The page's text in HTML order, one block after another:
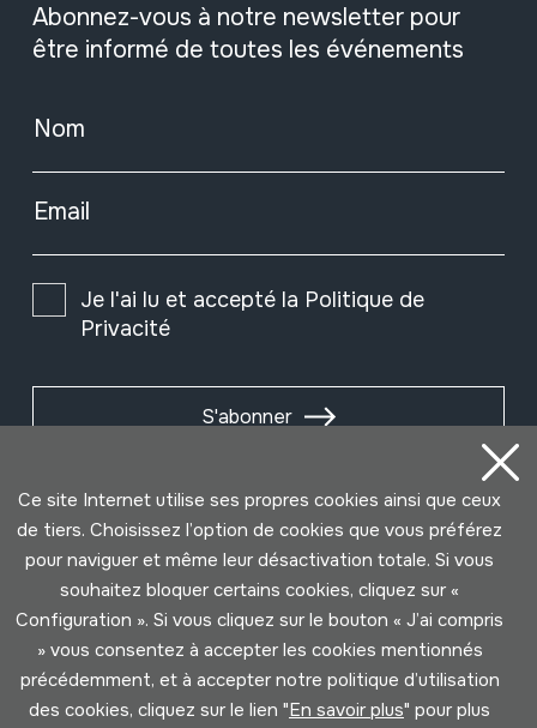
Abonnez-vous à notre newsletter pour
être informé de toutes les événements
Nom
Email
Je l'ai lu et accepté la Politique de
Privacité
S'abonner
Ce site Internet utilise ses propres cookies ainsi que ceux
de tiers. Choisissez l’option de cookies que vous préférez
pour naviguer et même leur désactivation totale. Si vous
souhaitez bloquer certains cookies, cliquez sur «
Configuration ». Si vous cliquez sur le bouton « J’ai compris
» vous consentez à accepter les cookies mentionnés
précédemment, et à accepter notre politique d’utilisation
des cookies, cliquez sur le lien "En savoir plus" pour plus